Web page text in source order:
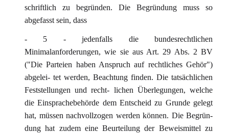
schriftlich zu begründen. Die Begründung muss so
abgefasst sein, dass
- 5 - jedenfalls die bundesrechtlichen
Minimalanforderungen, wie sie aus Art. 29 Abs. 2 BV
("Die Parteien haben Anspruch auf rechtliches Gehör")
abgelei- tet werden, Beachtung finden. Die tatsächlichen
Feststellungen und recht- lichen Überlegungen, welche
die Einsprachebehörde dem Entscheid zu Grunde gelegt
hat, müssen nachvollzogen werden können. Die Begrün-
dung hat zudem eine Beurteilung der Beweismittel zu